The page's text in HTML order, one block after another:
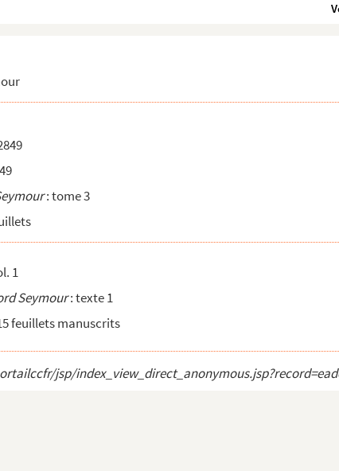
: tome 3
1
Seymour: texte 1
feuillets manuscrits
jsp/